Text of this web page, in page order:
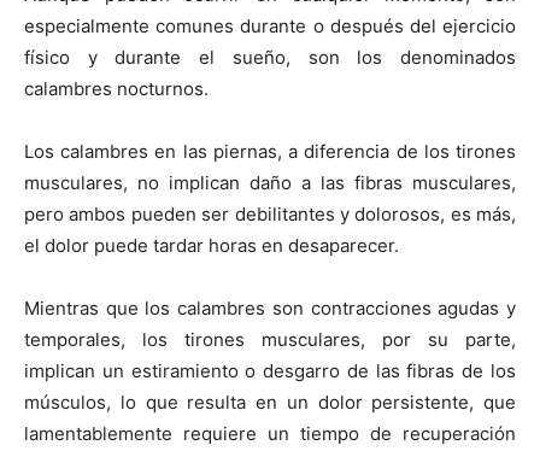
especialmente comunes durante o después del ejercicio
físico y durante el sueño, son los denominados
calambres nocturnos.
Los calambres en las piernas, a diferencia de los tirones
musculares, no implican daño a las fibras musculares,
pero ambos pueden ser debilitantes y dolorosos, es más,
el dolor puede tardar horas en desaparecer.
Mientras que los calambres son contracciones agudas y
temporales, los tirones musculares, por su parte,
implican un estiramiento o desgarro de las fibras de los
músculos, lo que resulta en un dolor persistente, que
lamentablemente requiere un tiempo de recuperación